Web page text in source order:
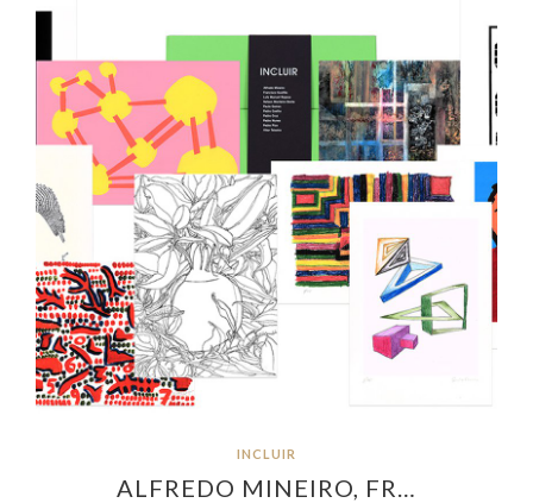
INCLUIR
ALFREDO MINEIRO, FR…